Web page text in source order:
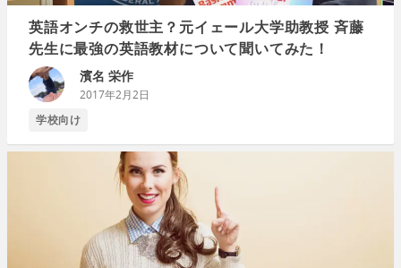
英語オンチの救世主？元イェール大学助教授 斉藤
先生に最強の英語教材について聞いてみた！
濱名 栄作
2017年2月2日
学校向け